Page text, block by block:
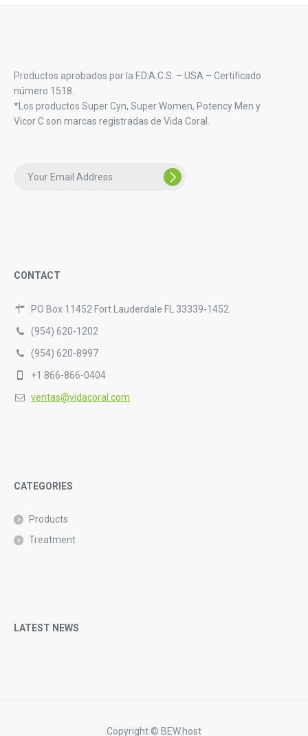
Productos aprobados por la F.D.A.C.S. – USA – Certificado
número 1518.
*Los productos Super Cyn, Super Women, Potency Men y
Vicor C son marcas registradas de Vida Coral.
CONTACT
PO Box 11452 Fort Lauderdale FL 33339-1452
(954) 620-1202
(954) 620-8997
+1 866-866-0404
ventas@vidacoral.com
CATEGORIES
Products
Treatment
LATEST NEWS
Copyright © BEW.host